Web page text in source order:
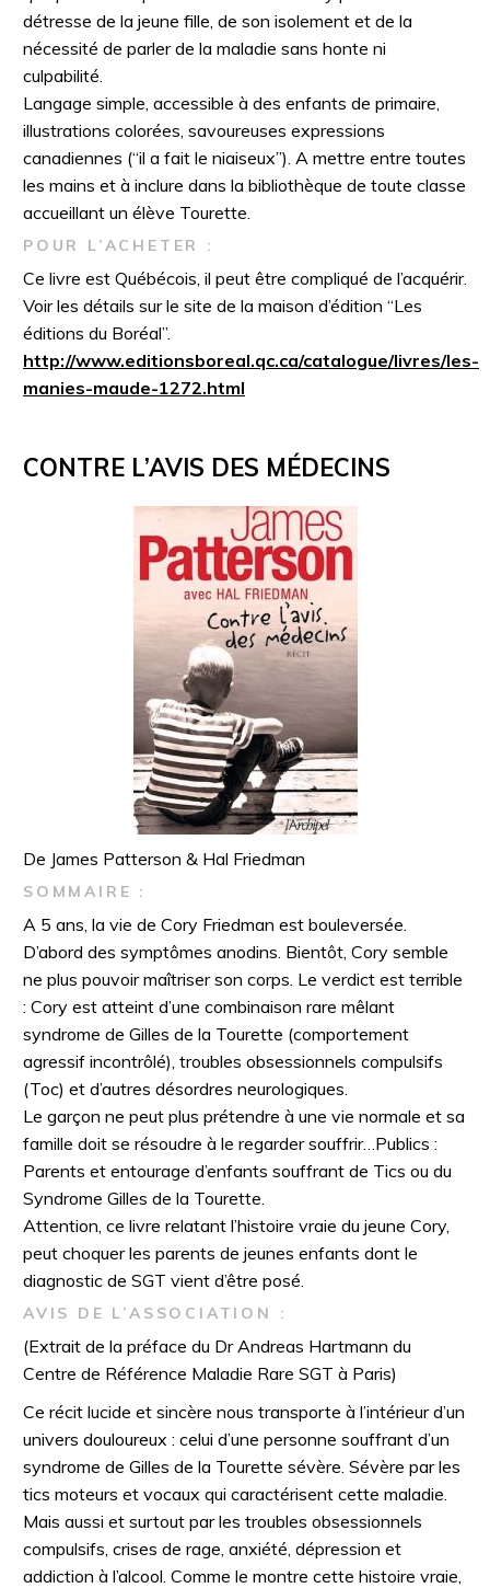
détresse de la jeune fille, de son isolement et de la
nécessité de parler de la maladie sans honte ni
culpabilité.
Langage simple, accessible à des enfants de primaire,
illustrations colorées, savoureuses expressions
canadiennes (“il a fait le niaiseux”). A mettre entre toutes
les mains et à inclure dans la bibliothèque de toute classe
accueillant un élève Tourette.
POUR L’ACHETER :
Ce livre est Québécois, il peut être compliqué de l’acquérir.
Voir les détails sur le site de la maison d’édition “Les
éditions du Boréal”.
http://www.editionsboreal.qc.ca/catalogue/livres/les-
manies-maude-1272.html
CONTRE L’AVIS DES MÉDECINS
De James Patterson & Hal Friedman
SOMMAIRE :
A 5 ans, la vie de Cory Friedman est bouleversée.
D’abord des symptômes anodins. Bientôt, Cory semble
ne plus pouvoir maîtriser son corps. Le verdict est terrible
: Cory est atteint d’une combinaison rare mêlant
syndrome de Gilles de la Tourette (comportement
agressif incontrôlé), troubles obsessionnels compulsifs
(Toc) et d’autres désordres neurologiques.
Le garçon ne peut plus prétendre à une vie normale et sa
famille doit se résoudre à le regarder souffrir…Publics :
Parents et entourage d’enfants souffrant de Tics ou du
Syndrome Gilles de la Tourette.
Attention, ce livre relatant l’histoire vraie du jeune Cory,
peut choquer les parents de jeunes enfants dont le
diagnostic de SGT vient d’être posé.
AVIS DE L’ASSOCIATION :
(Extrait de la préface du Dr Andreas Hartmann du
Centre de Référence Maladie Rare SGT à Paris)
Ce récit lucide et sincère nous transporte à l’intérieur d’un
univers douloureux : celui d’une personne souffrant d’un
syndrome de Gilles de la Tourette sévère. Sévère par les
tics moteurs et vocaux qui caractérisent cette maladie.
Mais aussi et surtout par les troubles obsessionnels
compulsifs, crises de rage, anxiété, dépression et
addiction à l’alcool. Comme le montre cette histoire vraie,